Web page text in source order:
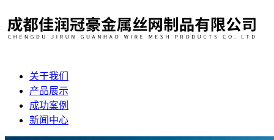
关于我们
产品展示
成功案例
新闻中心